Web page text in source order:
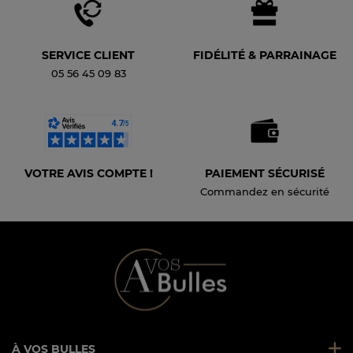
SERVICE CLIENT
05 56 45 09 83
FIDÉLITÉ & PARRAINAGE
VOTRE AVIS COMPTE ! PAIEMENT SÉCURISÉ
Commandez en sécurité
À VOS BULLES